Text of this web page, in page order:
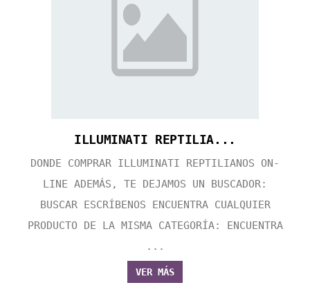
ILLUMINATI REPTILIA...
DONDE COMPRAR ILLUMINATI REPTILIANOS ON-
LINE ADEMÁS, TE DEJAMOS UN BUSCADOR:
BUSCAR ESCRÍBENOS ENCUENTRA CUALQUIER
PRODUCTO DE LA MISMA CATEGORÍA: ENCUENTRA
...
VER MÁS